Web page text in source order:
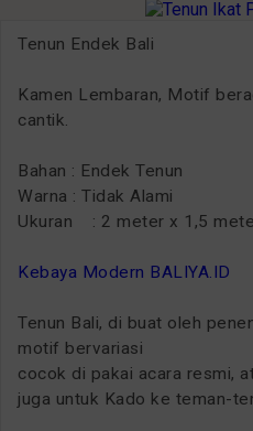
Tenun Endek Bali
Kamen Lembaran, Motif
cantik.
Bahan : Endek Tenun
Warna : Tidak Alami
Ukuran : 2 meter x 1,5
Kebaya Modern BALIYA.ID
Tenun Bali, di buat oleh
motif bervariasi
cocok di pakai acara resmi,
juga untuk Kado ke teman-